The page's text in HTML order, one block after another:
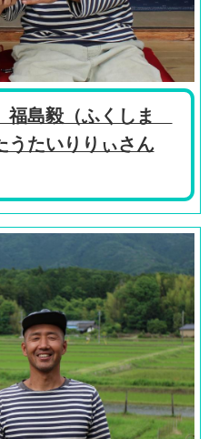
島毅（ふくしま
うたいりりぃさん